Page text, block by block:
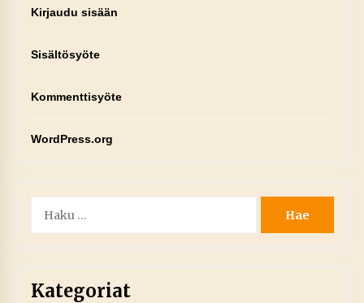
Kirjaudu sisään
Sisältösyöte
Kommenttisyöte
WordPress.org
Kategoriat